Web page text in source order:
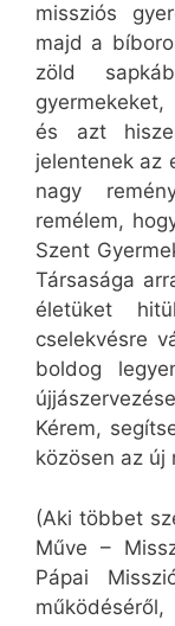
missziós
majd a
zöld
és azt
jelentenek az
nagy
remélem,
Szent
Társasága
életüket
cselekvésre
boldog
Kérem,
közösen az új
(Aki többet
Műve –
Pápai